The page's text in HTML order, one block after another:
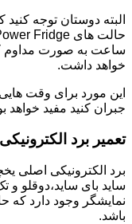
البته دوستان توجه
خواهد داشت.
این مورد برای وقت
جبران کنید مفید خواهد
تعمیر برد
ساید بای ساید،دوقلو
نمایشگر وجود دارد که
باشد.